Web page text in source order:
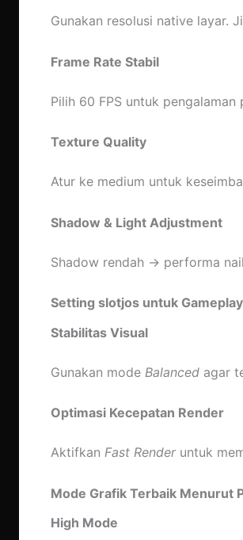
Gunakan resolusi native layar.
Frame Rate Stabil
Pilih 60 FPS untuk pengalaman
Texture Quality
Atur ke medium untuk
Shadow & Light Adjustment
Shadow rendah → performa
Setting slotjos untuk
Stabilitas Visual
Gunakan mode Balanced agar
Optimasi Kecepatan Render
Aktifkan Fast Renderuntuk
Mode Grafik Terbaik Menurut
High Mode